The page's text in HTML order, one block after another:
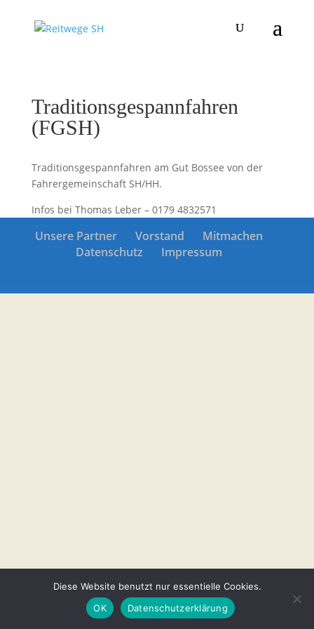
Traditionsgespannfahren
(FGSH)
Traditionsgespannfahren am Gut Bossee von der
Fahrergemeinschaft SH/HH.
Infos bei Thomas Leber – 0179 4832571
Unsere Partner Vorstand
Mitmachen
Datenschutz
Impressum
Diese Website benutzt nur essentielle Cookies.
OK
Datenschutzerklärung